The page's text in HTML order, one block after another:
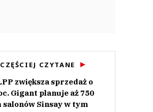
CZYTANE
zwiększa sprzedaż o
Gigant planuje aż 750
salonów Sinsay w tym